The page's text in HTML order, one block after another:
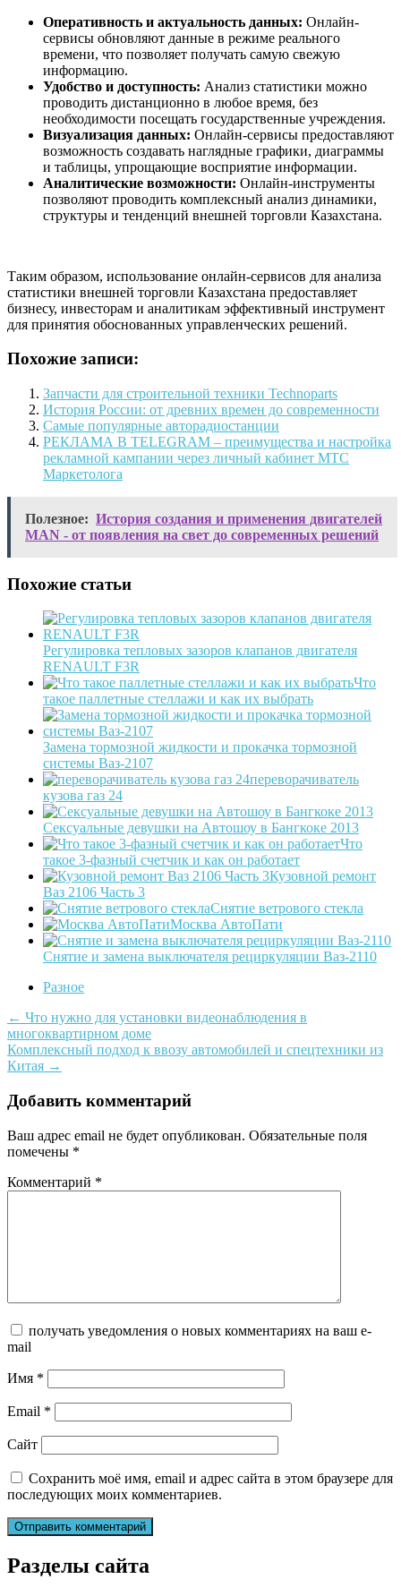
Оперативность и актуальность данных: Онлайн-
сервисы обновляют данные в режиме реального
времени, что позволяет получать самую свежую
информацию.
Удобство и доступность: Анализ статистики можно
проводить дистанционно в любое время, без
необходимости посещать государственные учреждения.
Визуализация данных: Онлайн-сервисы предоставляют
возможность создавать наглядные графики, диаграммы
и таблицы, упрощающие восприятие информации.
Аналитические возможности: Онлайн-инструменты
позволяют проводить комплексный анализ динамики,
структуры и тенденций внешней торговли Казахстана.
Таким образом, использование онлайн-сервисов для анализа
статистики внешней торговли Казахстана предоставляет
бизнесу, инвесторам и аналитикам эффективный инструмент
для принятия обоснованных управленческих решений.
Похожие записи:
Запчасти для строительной техники Technoparts
История России: от древних времен до современности
Самые популярные авторадиостанции
РЕКЛАМА В TELEGRAM – преимущества и настройка
рекламной кампании через личный кабинет МТС
Маркетолога
Полезное: История создания и применения двигателей
MAN - от появления на свет до современных решений
Похожие статьи
Регулировка тепловых зазоров клапанов двигателя
RENAULT F3R
Что
такое паллетные стеллажи и как их выбрать
Замена тормозной жидкости и прокачка тормозной
системы Ваз-2107
переворачиватель
кузова газ 24
Сексуальные девушки на Автошоу в Бангкоке 2013
Что
такое 3-фазный счетчик и как он работает
Кузовной ремонт
Ваз 2106 Часть 3
Снятие ветрового стекла
Москва АвтоПати
Снятие и замена выключателя рециркуляции Ваз-2110
Разное
Post
navigation
← Что нужно для установки видеонаблюдения в
многоквартирном доме
Комплексный подход к ввозу автомобилей и спецтехники из
Китая →
Добавить комментарий
Ваш адрес email не будет опубликован. Обязательные поля
помечены *
Комментарий *
получать уведомления о новых комментариях на ваш e-
mail
Имя *
Email *
Сайт
Сохранить моё имя, email и адрес сайта в этом браузере для
последующих моих комментариев.
Разделы сайта